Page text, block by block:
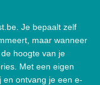
Je bepaalt zelf
maar wanneer
hoogte van je
Met een eigen
en ontvang je een e-